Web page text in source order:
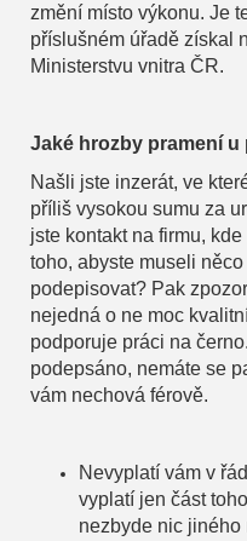
změní místo výkonu. Je
příslušném úřadě získal
Ministerstvu vnitra ČR.
Jaké hrozby pramení u
Našli jste inzerát, ve
příliš vysokou sumu za
jste kontakt na firmu,
toho, abyste museli
podepisovat? Pak
nejedná o ne moc
podporuje práci na
podepsáno, nemáte se
vám nechová férově.
Nevyplatí vám v
vyplatí jen část
nezbyde nic jiného